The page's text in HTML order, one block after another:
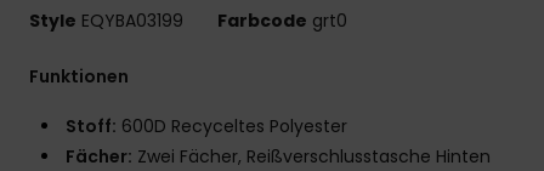
Style EQYBA03199 Farbcode grt0
Funktionen
Stoff: 600D Recyceltes Polyester
Fächer: Zwei Fächer, Reißverschlusstasche Hinten